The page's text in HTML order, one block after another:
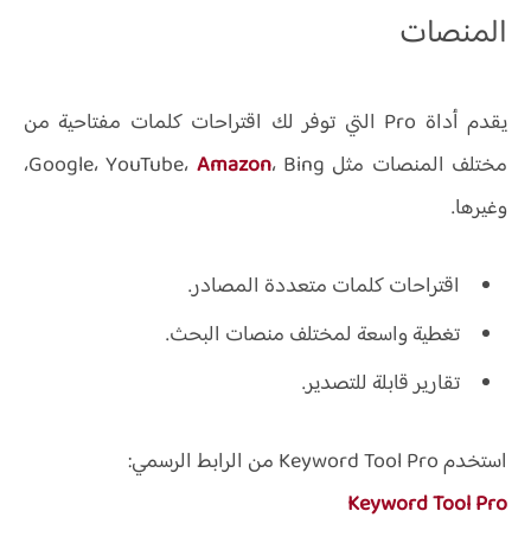
المنصات
يقدم أداة Pro التي توفر لك اقتراحات كلمات مفتاحية من
مختلف المنصات مثل Google، YouTube،
Amazon
، Bing،
وغيرها.
اقتراحات كلمات متعددة المصادر.
تغطية واسعة لمختلف منصات البحث.
تقارير قابلة للتصدير.
استخدم Keyword Tool Pro من الرابط الرسمي:
Keyword Tool Pro